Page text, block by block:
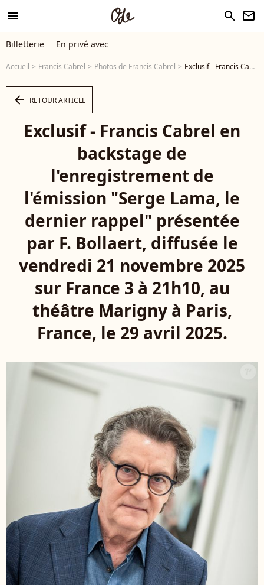
menu search newsletter
Billetterie En privé avec
Accueil Francis Cabrel Photos de Francis Cabrel Exclusif - Francis Cabrel en backstage de l'enregistrement de l'émission "Serge Lama, le dernier rappel" présentée par F. Bollaert, diffusée le vendredi 21 novembre 2025 sur France 3 à 21h10, au théâtre Marigny à Paris, France, le 29 avril 2025. © Clovis-Moreau/Bestimage - Photo
arrow_left RETOUR ARTICLE
Exclusif - Francis Cabrel en
backstage de
l'enregistrement de
l'émission "Serge Lama, le
dernier rappel" présentée
par F. Bollaert, diffusée le
vendredi 21 novembre 2025
sur France 3 à 21h10, au
théâtre Marigny à Paris,
France, le 29 avril 2025.